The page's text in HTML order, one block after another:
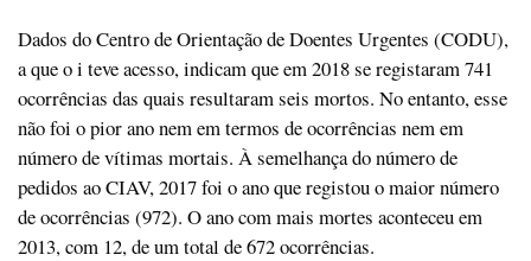
Dados do Centro de Orientação de Doentes Urgentes (CODU),
a que o i teve acesso, indicam que em 2018 se registaram 741
ocorrências das quais resultaram seis mortos. No entanto, esse
não foi o pior ano nem em termos de ocorrências nem em
número de vítimas mortais. À semelhança do número de
pedidos ao CIAV, 2017 foi o ano que registou o maior número
de ocorrências (972). O ano com mais mortes aconteceu em
2013, com 12, de um total de 672 ocorrências.